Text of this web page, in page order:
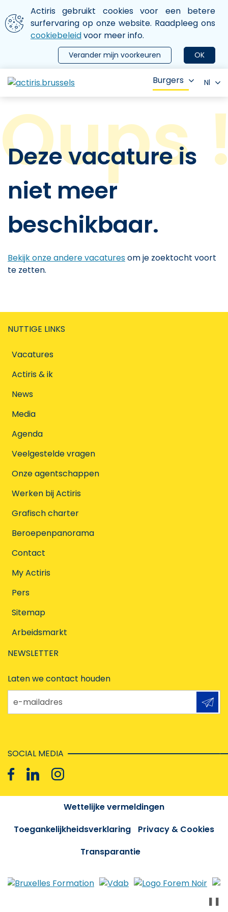
Aller au contenu principal
We gebruiken cookies
Actiris gebruikt cookies voor een betere
surfervaring op onze website. Raadpleeg ons
cookiebeleidvoor meer info.
OK
Verander mijn voorkeuren
le menu
Burgers Nl
Deze vacature is
niet meer
beschikbaar.
Bekijk onze andere vacaturesom je zoektocht voort
te zetten.
NUTTIGE LINKS
Vacatures
Actiris & ik
News
Media
Agenda
Veelgestelde vragen
Onze agentschappen
Werken bij Actiris
Grafisch charter
Beroepenpanorama
Contact
My Actiris
Pers
Sitemap
Arbeidsmarkt
NEWSLETTER
Laten we contact houden
e-mailadres
SOCIAL MEDIA
Wettelijke vermeldingen
Toegankelijkheidsverklaring
Privacy & Cookies
Transparantie
❚❚